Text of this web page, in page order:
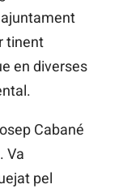
tinent
en diverses
Cabané
. Va
pel